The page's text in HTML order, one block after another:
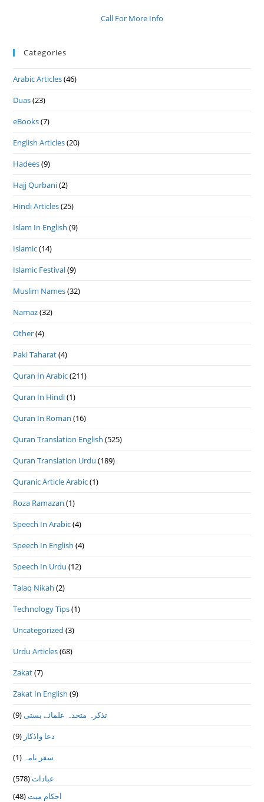
Call For More Info
Categories
Arabic Articles(46)
Duas(23)
eBooks(7)
English Articles(20)
Hadees(9)
Hajj Qurbani(2)
Hindi Articles(25)
Islam In English (9)
Islamic(14)
Islamic Festival(9)
Muslim Names(32)
Namaz(32)
Other(4)
Paki Taharat(4)
Quran In Arabic(211)
Quran In Hindi(1)
Quran In Roman (16)
Quran Translation English (525)
Quran Translation Urdu (189)
Quranic Article Arabic(1)
Roza Ramazan (1)
Speech In Arabic(4)
Speech In English (4)
Speech In Urdu (12)
Talaq Nikah (2)
Technology Tips(1)
Uncategorized (3)
Urdu Articles(68)
Zakat(7)
Zakat In English (9)
تذكرہ متحدہ علمائے بستى(9)
دعا واذكار (9)
سفر نامہ (1)
عبادات(578)
احکام میت(48)